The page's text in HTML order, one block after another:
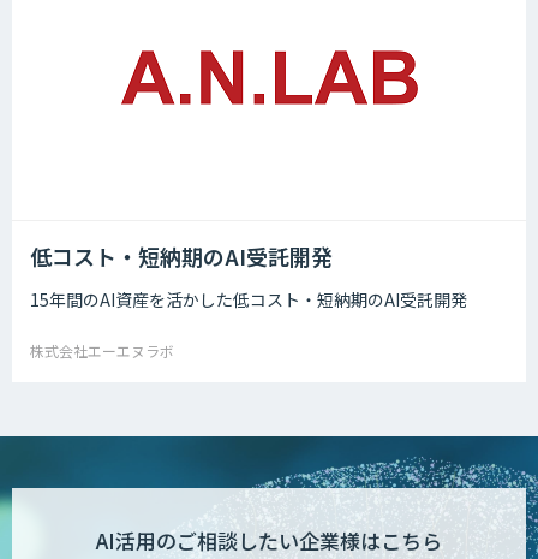
低コスト・短納期のAI受託開発
15年間のAI資産を活かした低コスト・短納期のAI受託開発
株式会社エーエヌラボ
AI活用のご相談したい企業様はこちら